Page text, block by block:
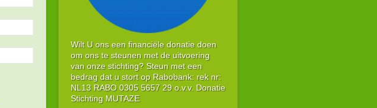
Wilt U ons een financiële donatie doen
om ons te steunen met de uitvoering
van onze stichting? Steun met een
bedrag dat u stort op Rabobank: rek nr:
NL13 RABO 0305 5657 29 o.v.v. Donatie
Stichting MUTAZE